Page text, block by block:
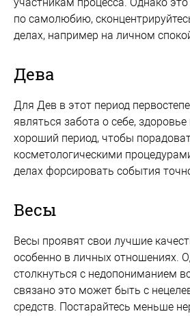
по самолюбию,
делах, например на личном
Дева
Для Дев в этот период
являться забота о себе,
хороший период, чтобы
косметологическими
делах форсировать события
Весы
Весы проявят свои лучшие
особенно в личных отношениях.
столкнуться с недопониманием
связано это может быть с
средств. Постарайтесь меньше